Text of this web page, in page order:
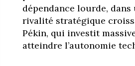
dépendance lourde,
rivalité stratégique
Pékin, qui investit
atteindre l’autonomie